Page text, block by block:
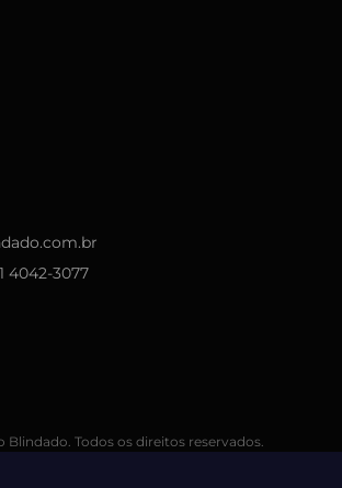
4042-3077
Blindado. Todos os direitos reservados.